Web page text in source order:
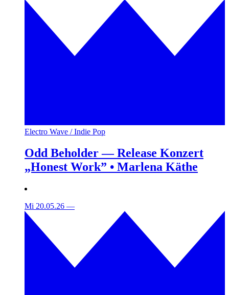
Electro Wave / Indie Pop
Odd Beholder — Release Konzert
„Honest Work” • Marlena Käthe
Mi 20.05.26 —